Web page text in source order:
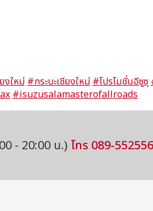
งใหม่#กระบะเชียงใหม่#โปรโมชั่นอีซูซุ
#isuzusalamasterofallroads
- 20:00 น.) โทร 089-